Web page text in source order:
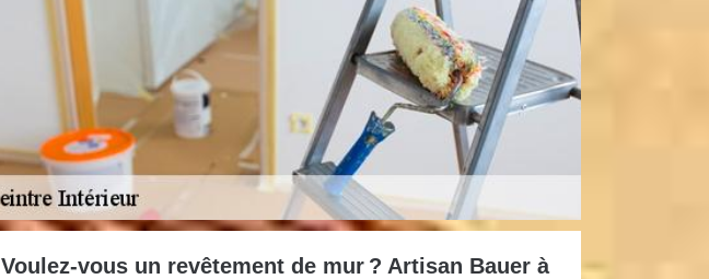
Voulez-vous un revêtement de mur ? Artisan Bauer à